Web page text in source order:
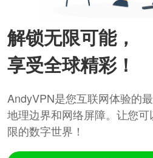
解锁无限可能，
享受全球精彩！
AndyVPN是您互联网体验的
地理边界和网络屏障。让您
限的数字世界！